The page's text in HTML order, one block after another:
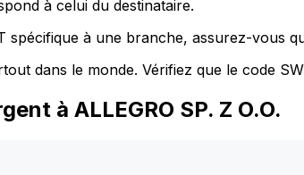
à celui du destinataire.
spécifique à une branche, assurez-vous
dans le monde. Vérifiez que le code
à ALLEGRO SP. Z O.O.